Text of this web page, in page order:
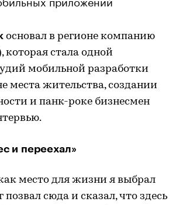
основал в регионе компанию
которая стала одной
мобильной разработки
места жительства, создании
и панк-роке бизнесмен
и переехал»
место для жизни я выбрал
позвал сюда и сказал, что здесь